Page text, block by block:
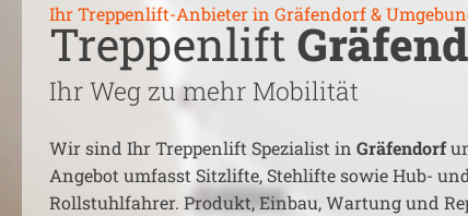
Ihr Treppenlift-Anbieter in Gräfendorf&
Treppenlift
Ihr Weg zu mehr Mobilität
Wir sind Ihr Treppenlift Spezialist in Gräfendorf
Angebot umfasst Sitzlifte, Stehlifte sowie Hub-
Rollstuhlfahrer. Produkt, Einbau, Wartung und